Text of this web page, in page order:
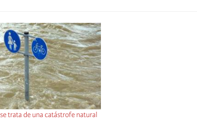
trata de una catástrofe natural